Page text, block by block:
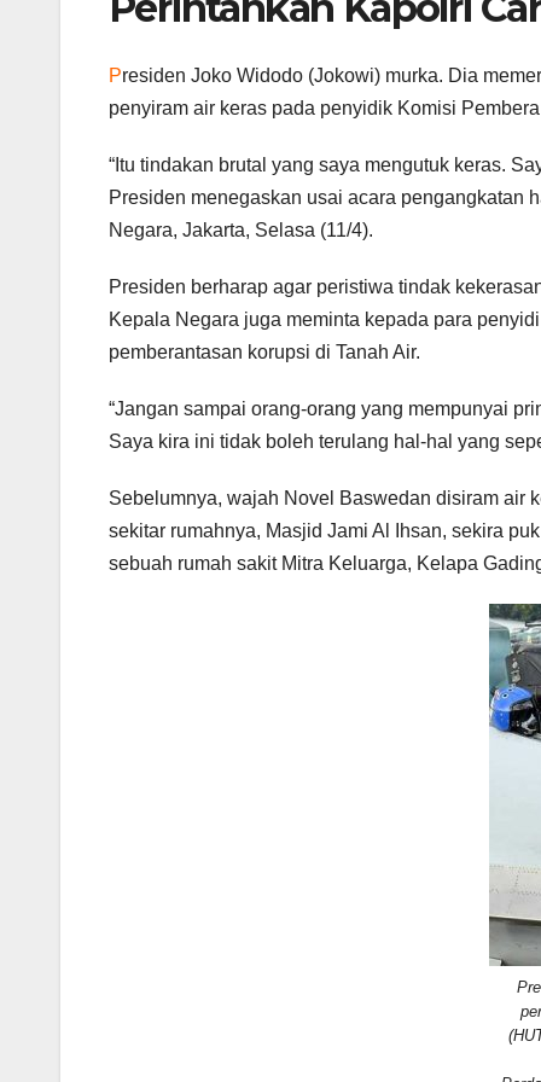
Presiden Joko Widodo (Jokowi) murka. Dia
penyiram air keras pada penyidik Komisi
“Itu tindakan brutal yang saya mengutuk keras.
Presiden menegaskan usai acara pengangkatan
Negara, Jakarta, Selasa (11/4).
Presiden berharap agar peristiwa tindak
Kepala Negara juga meminta kepada para
pemberantasan korupsi di Tanah Air.
“Jangan sampai orang-orang yang mempunyai
Saya kira ini tidak boleh terulang hal-hal yang
Sebelumnya, wajah Novel Baswedan disiram air
sekitar rumahnya, Masjid Jami Al Ihsan, sekira
sebuah rumah sakit Mitra Keluarga, Kelapa